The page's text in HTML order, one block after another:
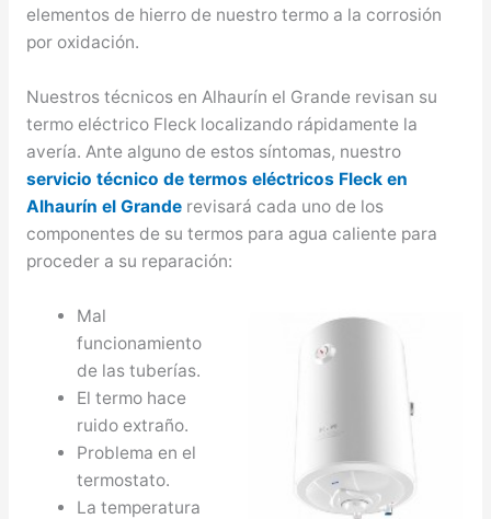
elementos de hierro de nuestro termo a la corrosión
por oxidación.
Nuestros técnicos en Alhaurín el Grande revisan su
termo eléctrico Fleck localizando rápidamente la
avería. Ante alguno de estos síntomas, nuestro
servicio técnico de termos eléctricos Fleck en
Alhaurín el Granderevisará cada uno de los
componentes de su termos para agua caliente para
proceder a su reparación:
Mal
funcionamiento
de las tuberías.
El termo hace
ruido extraño.
Problema en el
termostato.
La temperatura